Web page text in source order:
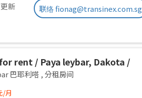
新 联络 fionag@transinex.com.sg
rent / Paya leybar, Dakota /
/ 1pax stay / Available 2
巴耶利嗒 ,分租房间
/月